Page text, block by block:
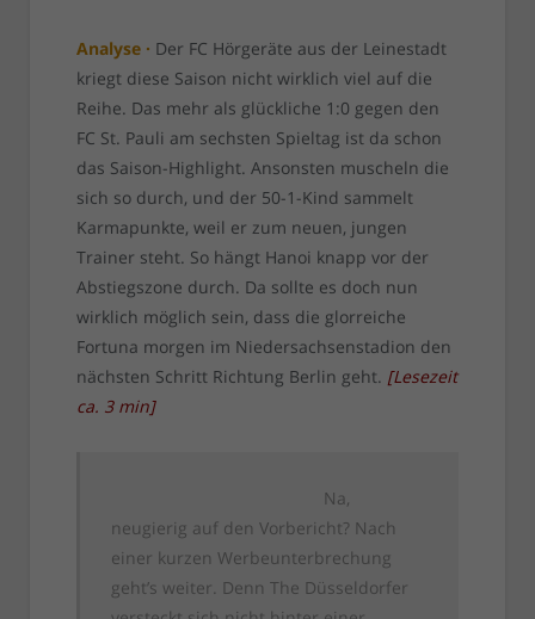
Analyse · Der FC Hörgeräte aus der Leinestadt
kriegt diese Saison nicht wirklich viel auf die
Reihe. Das mehr als glückliche 1:0 gegen den
FC St. Pauli am sechsten Spieltag ist da schon
das Saison-Highlight. Ansonsten muscheln die
sich so durch, und der 50-1-Kind sammelt
Karmapunkte, weil er zum neuen, jungen
Trainer steht. So hängt Hanoi knapp vor der
Abstiegszone durch. Da sollte es doch nun
wirklich möglich sein, dass die glorreiche
Fortuna morgen im Niedersachsenstadion den
nächsten Schritt Richtung Berlin geht. [Lesezeit
ca. 3 min]
Na,
neugierig auf den Vorbericht? Nach
einer kurzen Werbeunterbrechung
geht’s weiter. Denn The Düsseldorfer